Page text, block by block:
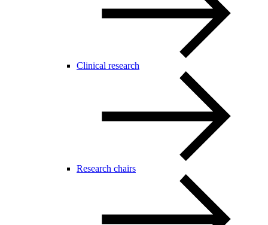
Clinical research
Research chairs